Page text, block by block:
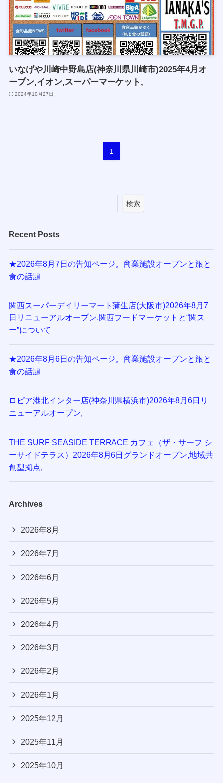
いなげや川崎中野島店(神奈川県川崎市)2025年4月オ
ープン,イオン,スーパーマーケット,
2024年10月27日
1
検索
Recent Posts
★2026年8月7日の告知ページ。商業施設オープンと旅と
食の話題
関西スーパーデイリーマート蒲生店(大阪市)2026年8月7
日リニューアルオープン,関西フードマーケットと“関ス
ー”について
★2026年8月6日の告知ページ。商業施設オープンと旅と
食の話題
ロピア港北インター店(神奈川県横浜市)2026年8月6日リ
ニューアルオープン,
THE SURF SEASIDE TERRACE カフェ（ザ・サーフ シ
ーサイドテラス）2026年8月6日グランドオープン,地域共
創型拠点,
Archives
2026年8月
2026年7月
2026年6月
2026年5月
2026年4月
2026年3月
2026年2月
2026年1月
2025年12月
2025年11月
2025年10月